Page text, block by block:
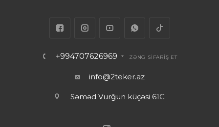
+994707626969 ZƏNG SİFARİŞ ET
info@2teker.az
Səməd Vurğun küçəsi 61C